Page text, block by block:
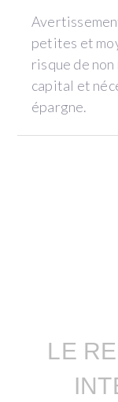
petites et
risque de
capital et
épargne.
LE